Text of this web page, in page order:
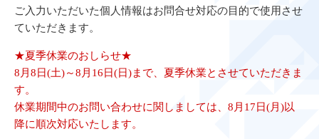
ご入力いただいた個人情報はお問合せ対応の目的で使用させ
ていただきます。
★夏季休業のおしらせ★
8月8日(土)～8月16日(日)まで、夏季休業とさせていただきま
す。
休業期間中のお問い合わせに関しましては、8月17日(月)以
降に順次対応いたします。